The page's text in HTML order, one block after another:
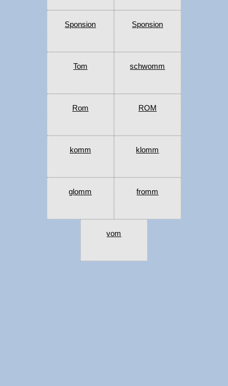
Sponsion Sponsion
Tom schwomm
Rom ROM
komm klomm
glomm fromm
vom